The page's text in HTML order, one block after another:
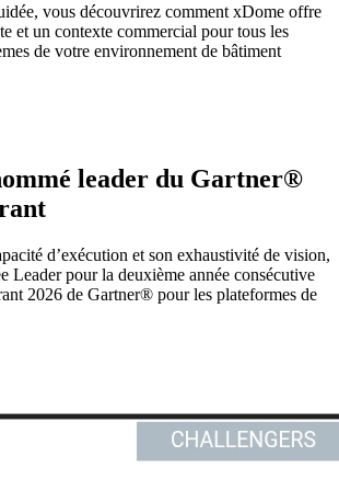
vous découvrirez comment xDome offre
et un contexte commercial pour tous les
de votre environnement de bâtiment
leader du Gartner®
d’exécution et son exhaustivité de vision,
Leader pour la deuxième année consécutive
2026 de Gartner® pour les plateformes de